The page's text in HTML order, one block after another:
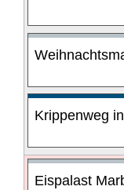
Krippenweg
Eispalast